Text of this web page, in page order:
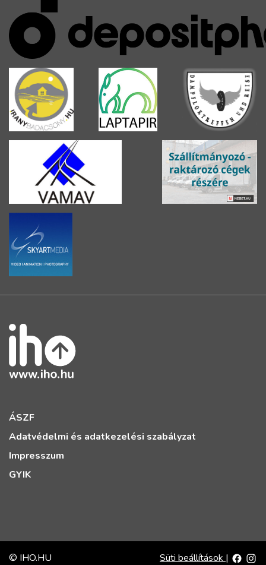
ÁSZF
Adatvédelmi és adatkezelési szabályzat
Impresszum
GYIK
© IHO.HU Süti beállítások |